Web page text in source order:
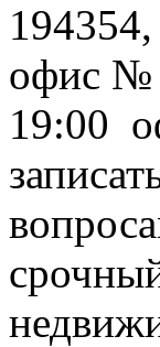
офис №
19:00